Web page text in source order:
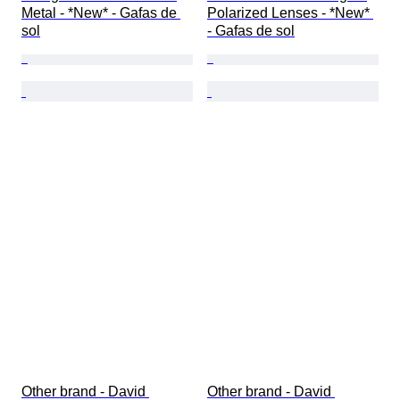
Metal - *New* - Gafas de
sol
Polarized Lenses - *New*
- Gafas de sol
Other brand - David
Other brand - David